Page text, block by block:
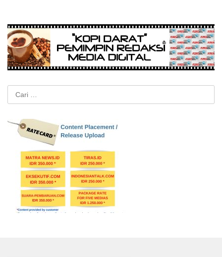
Cari
untuk: